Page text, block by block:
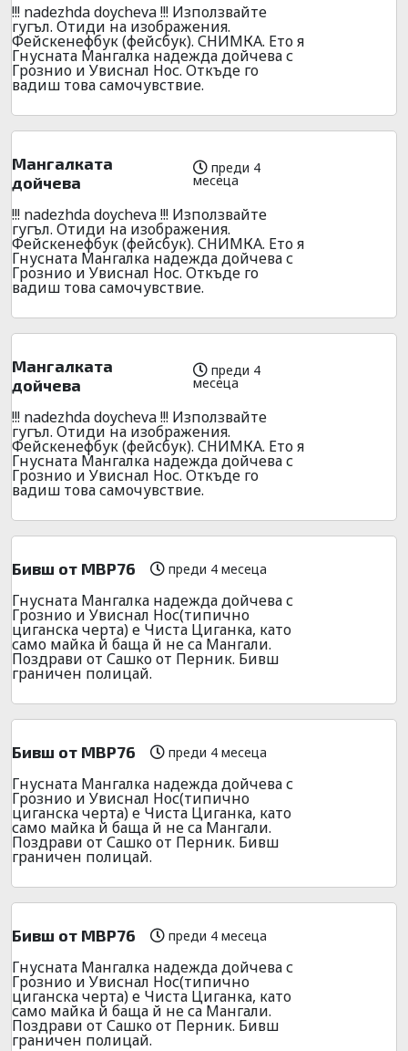
!!! nadezhda doycheva !!! Използвайте
гугъл. Отиди на изображения.
Фейскенефбук (фейсбук). СНИМКА. Ето я
Гнусната Мангалка надежда дойчева с
Грознио и Увиснал Нос. Откъде го
вадиш това самочувствие.
Мангалката
дойчева
преди 4
месеца
!!! nadezhda doycheva !!! Използвайте
гугъл. Отиди на изображения.
Фейскенефбук (фейсбук). СНИМКА. Ето я
Гнусната Мангалка надежда дойчева с
Грознио и Увиснал Нос. Откъде го
вадиш това самочувствие.
Мангалката
дойчева
преди 4
месеца
!!! nadezhda doycheva !!! Използвайте
гугъл. Отиди на изображения.
Фейскенефбук (фейсбук). СНИМКА. Ето я
Гнусната Мангалка надежда дойчева с
Грознио и Увиснал Нос. Откъде го
вадиш това самочувствие.
Бивш от МВР76 преди 4 месеца
Гнусната Мангалка надежда дойчева с
Грознио и Увиснал Нос(типично
циганска черта) е Чиста Циганка, като
само майка й баща й не са Мангали.
Поздрави от Сашко от Перник. Бивш
граничен полицай.
Бивш от МВР76 преди 4 месеца
Гнусната Мангалка надежда дойчева с
Грознио и Увиснал Нос(типично
циганска черта) е Чиста Циганка, като
само майка й баща й не са Мангали.
Поздрави от Сашко от Перник. Бивш
граничен полицай.
Бивш от МВР76 преди 4 месеца
Гнусната Мангалка надежда дойчева с
Грознио и Увиснал Нос(типично
циганска черта) е Чиста Циганка, като
само майка й баща й не са Мангали.
Поздрави от Сашко от Перник. Бивш
граничен полицай.